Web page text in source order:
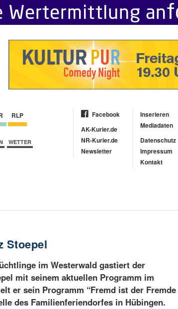
RLP
WETTER
Facebook
AK-Kurier.de
NR-Kurier.de
Newsletter
Inserieren
Mediadaten
Datenschutz
Impressum
Kontakt
Stoepel
im Westerwald gastiert der
mit seinem aktuellen Programm im
er sein Programm “Fremd ist der Fremde
des Familienferiendorfes in Hübingen.